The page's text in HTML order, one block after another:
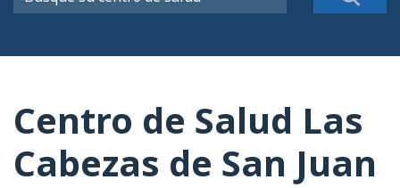
Centro de Salud Las
Cabezas de San Juan